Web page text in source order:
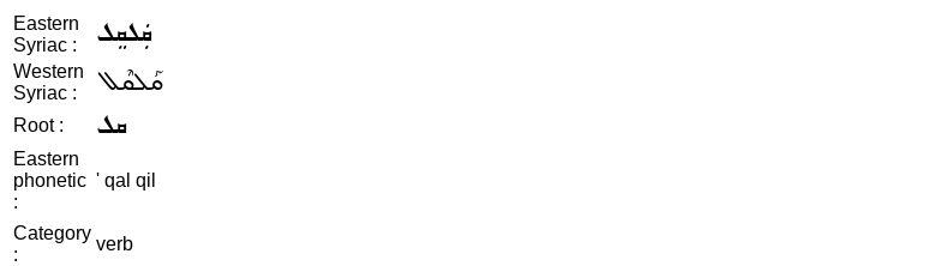
Eastern
Syriac :
ܩܲܠܩܸܠ
Western
Syriac :
ܩܰܠܩܶܠ
Root : ܩܠ
Eastern
phonetic
:
' qal qil
Category
:
verb